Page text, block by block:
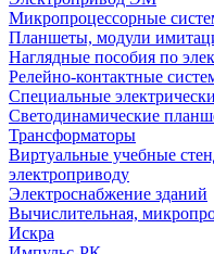
Микропроцессорные
Планшеты, модули
Наглядные пособия по
Релейно-контактные
Специальные
Светодинамические
Трансформаторы
Виртуальные учебные
электроприводу
Электроснабжение зданий
Вычислительная,
Искра